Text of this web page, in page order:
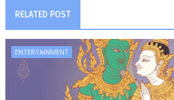
RELATED POST
ENTERTAINMENT